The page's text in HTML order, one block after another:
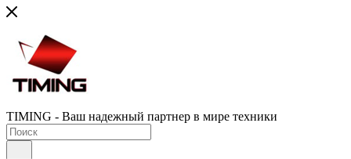
TIMING - Ваш надежный партнер в мире техники